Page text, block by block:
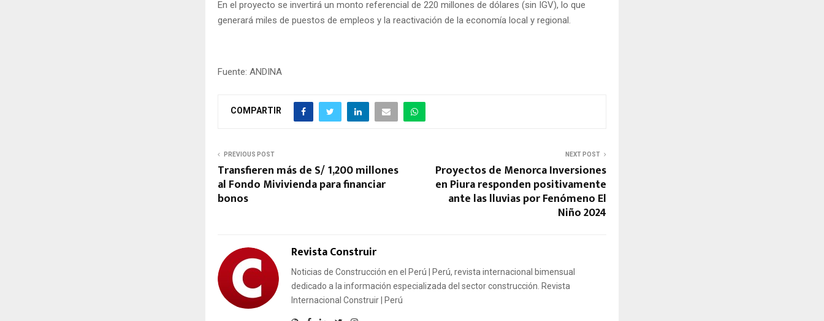
En el proyecto se invertirá un monto referencial de 220 millones de dólares (sin IGV), lo que
generará miles de puestos de empleos y la reactivación de la economía local y regional.
Fuente: ANDINA
COMPARTIR
PREVIOUS POST
Transfieren más de S/ 1,200 millones
al Fondo Mivivienda para financiar
bonos
NEXT POST
Proyectos de Menorca Inversiones
en Piura responden positivamente
ante las lluvias por Fenómeno El
Niño 2024
Revista Construir
Noticias de Construcción en el Perú | Perú, revista internacional bimensual
dedicado a la información especializada del sector construcción. Revista
Internacional Construir | Perú